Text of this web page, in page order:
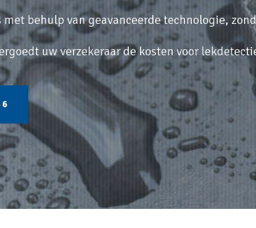
behulp van geavanceerde technologie,
uw verzekeraar de kosten voor